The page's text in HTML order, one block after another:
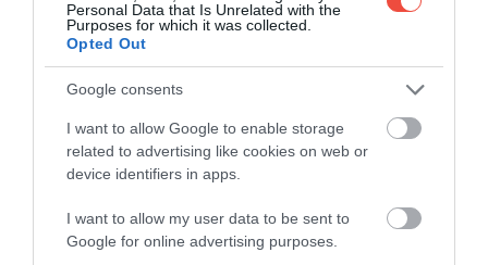
Personal Data that Is Unrelated with the
Purposes for which it was collected.
Opted Out
Google consents
I want to allow Google to enable storage
related to advertising like cookies on web or
device identifiers in apps.
I want to allow my user data to be sent to
Google for online advertising purposes.
A hákarlal, az erjesztett bálna Fotó:SandaloFilms / Shutterstock
éppen ettől lesz emlékezetes. A friss halak és
tengeri ételek mellett az egyik legismertebb fogás